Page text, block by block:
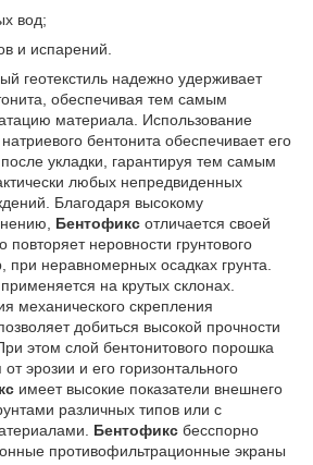
вод;
и испарений.
геотекстиль надежно удерживает
обеспечивая тем самым
материала. Использование
бентонита обеспечивает его
укладки, гарантируя тем самым
любых непредвиденных
Благодаря высокому
Бентофикс отличается своей
повторяет неровности грунтового
неравномерных осадках грунта.
на крутых склонах.
механического скрепления
добиться высокой прочности
этом слой бентонитового порошка
эрозии и его горизонтального
имеет высокие показатели внешнего
различных типов или с
Бентофикс бесспорно
противофильтрационные экраны